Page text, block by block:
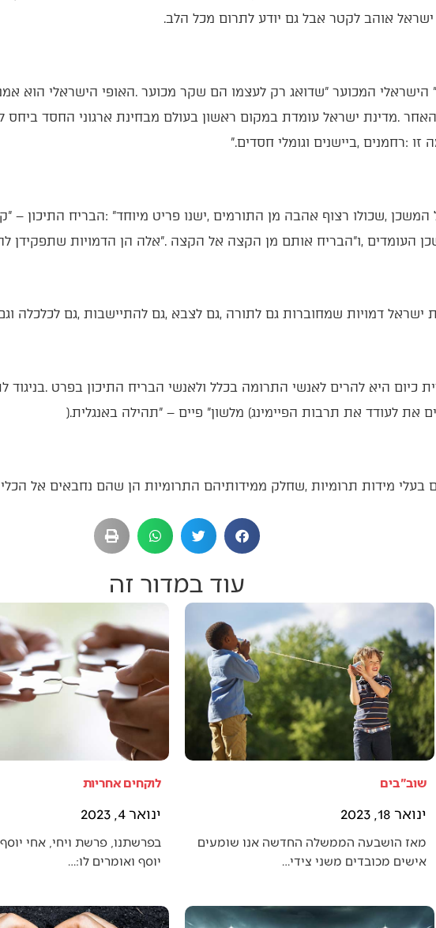
עוד במדור זה
שוב"בים
ינואר 18, 2023
מאז הושבעה הממשלה החדשה אנו שומעים
אישים מכובדים משני צידי…
לוקחים אחריות
ינואר 4, 2023
בפרשתנו, פרשת ויחי, אחי
יוסף ואומרים לו:…